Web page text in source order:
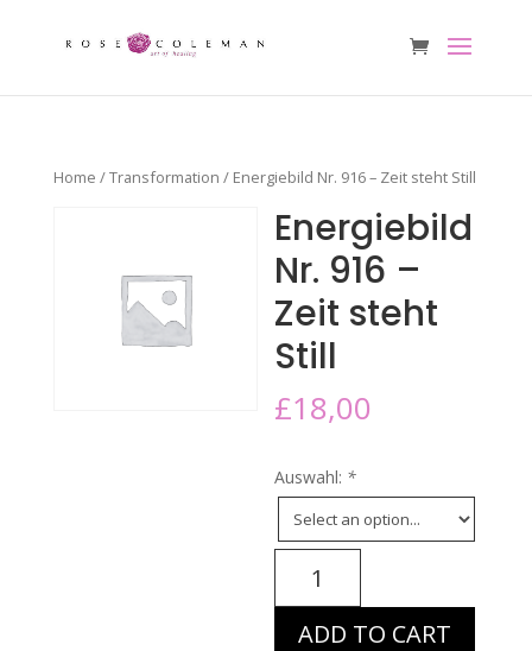
Home /Transformation / Energiebild Nr. 916 – Zeit steht Still
Energiebild
Nr. 916 –
Zeit steht
Still
£18,00
Auswahl: *
ADD TO CART